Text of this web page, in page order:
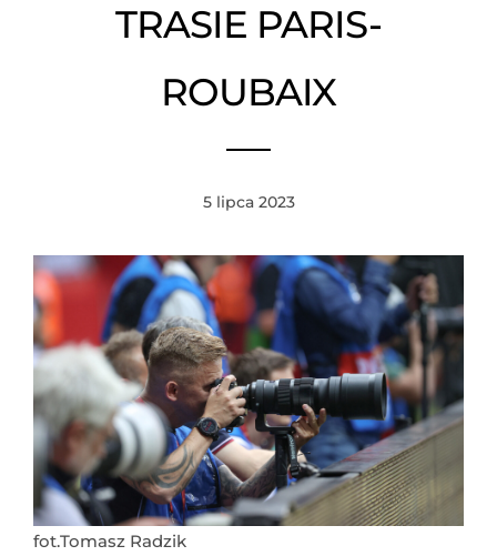
TRASIE PARIS-
ROUBAIX
5 lipca 2023
fot.Tomasz Radzik